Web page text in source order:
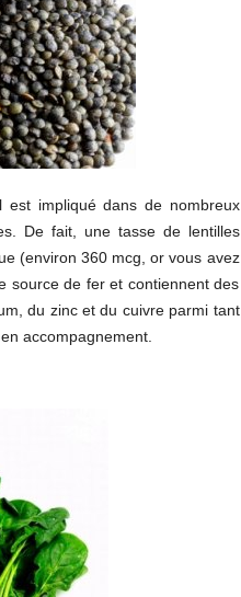
est impliqué dans de nombreux
De fait, une tasse de lentilles
(environ 360 mcg, or vous avez
source de fer et contiennent des
du zinc et du cuivre parmi tant
accompagnement.